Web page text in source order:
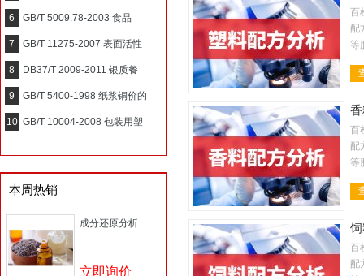
6 GB/T 5009.78-2003 食品
7 GB/T 11275-2007 表面活性
8 DB37/T 2009-2011 银质餐
9 GB/T 5400-1998 纸浆铜价的
10 GB/T 10004-2008 包装用塑
本周热销
成分还原分析
立即询价
百
配
等
百
配
等
百
配